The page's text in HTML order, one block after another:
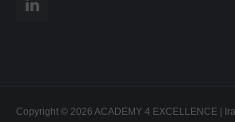
Copyright © 2026 ACADEMY 4 EXCELLENCE |